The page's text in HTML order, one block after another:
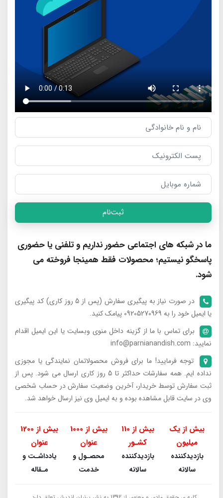
ثبت‌نام
ما در شبکه های اجتماعی حضور نداریم و تلفنی یا حضوری
پاسخگو نیستیم؛ محصولات فقط همینجا فروخته می
شود.
در صورت نیاز به پیگیری سفارش (پس از 5 روز کاری) کد پیگیری
یا ایمیل خود را به 09205270969 پیامک کنید.
برای تماس با ما از گزینه داخل منوی وبسایت یا این ایمیل اقدام
نمایید: info@parnianandish.com
توجه فرمایید! ما برای فروش محصولاتمان نمایندگی یا مجوزی
نداده ایم. همه سفارشات حداکثر تا 5 روز کاری ارسال می شود. پس از
ثبت سفارش توسط خریدار، آخرین وضعیت سفارش در حساب شخصی
وی در سایت قابل مشاهده بوده و به ایمیل وی نیز ارسال خواهد شد.
بیش از یک
میلیون
بازدیدکننده
سالانه
بیش از 110
کشـور
بازدیدکننده
سالانه
بیش از 1000
عنوان
محصـول و
خدمت
بیش از 1200
عنوان
یادداشـت و
مـقاله